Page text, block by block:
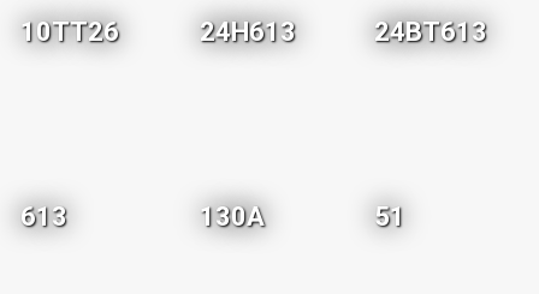
10TT26 24H613 24BT613
613 130A 51